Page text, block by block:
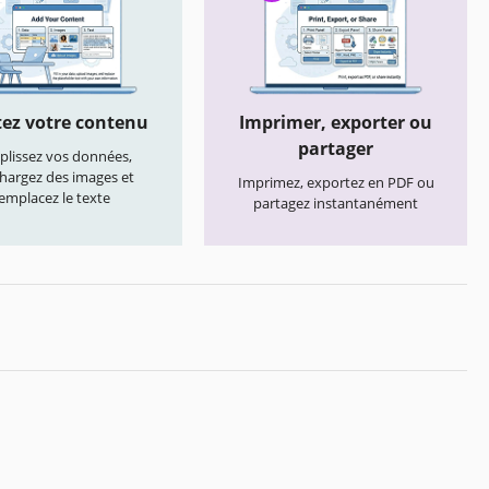
votre contenu
vos données,
des images et
le texte
Imprimer, exporter ou
partager
Imprimez, exportez en PDF ou
partagez instantanément